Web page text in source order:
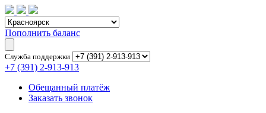
Пополнить баланс
Служба поддержки
+7 (391) 2-913-913
Обещанный платёж
Заказать звонок